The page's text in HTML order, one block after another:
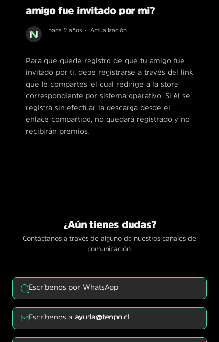
amigo fue invitado por mi?
hace 2 años Actualización
Para que quede registro de que tu amigo fue
invitado por ti, debe registrarse a través del link
que le compartes, el cual redirige a la store
correspondiente por sistema operativo. Si él se
registra sin efectuar la descarga desde el
enlace compartido, no quedará registrado y no
recibirán premios.
¿Aún tienes dudas?
Contáctanos a través de alguno de nuestros canales de
comunicación.
Escríbenos por WhatsApp
Escríbenos aayuda@tenpo.cl